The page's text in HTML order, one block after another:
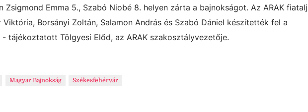
Zsigmond Emma 5., Szabó Niobé 8. helyen zárta a bajnokságot. Az ARAK
Viktória, Borsányi Zoltán, Salamon András és Szabó Dániel készítették fel a
tájékoztatott Tölgyesi Előd, az ARAK szakosztályvezetője.
Magyar Bajnokság Székesfehérvár